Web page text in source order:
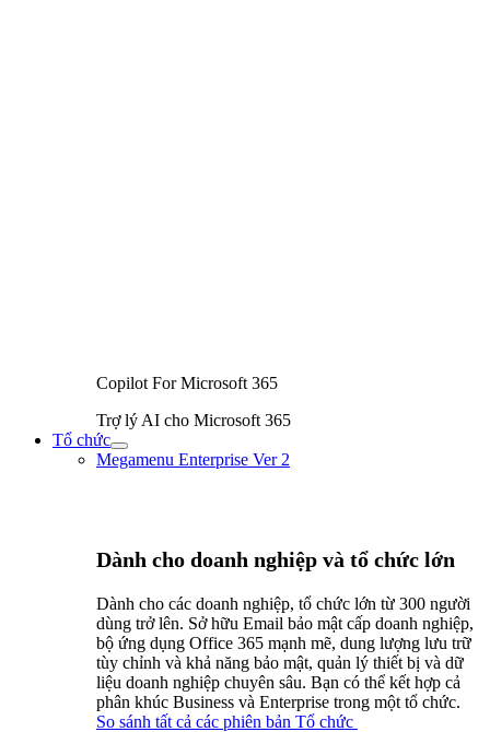
Copilot For Microsoft 365
Trợ lý AI cho Microsoft 365
Tổ chức
Bật/tắt
Menu
Megamenu Enterprise Ver 2
Dành cho doanh nghiệp và tổ chức lớn
Dành cho các doanh nghiệp, tổ chức lớn từ 300 người
dùng trở lên. Sở hữu Email bảo mật cấp doanh nghiệp,
bộ ứng dụng Office 365 mạnh mẽ, dung lượng lưu trữ
tùy chỉnh và khả năng bảo mật, quản lý thiết bị và dữ
liệu doanh nghiệp chuyên sâu. Bạn có thể kết hợp cả
phân khúc Business và Enterprise trong một tổ chức.
So sánh tất cả các phiên bản Tổ chức